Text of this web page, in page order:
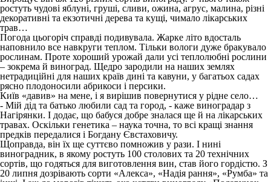
ростуть чудові яблуні, груші, сливи, ожина, агрус, малина, різні
декоративні та екзотичні дерева та кущі, чимало лікарських
трав…
Погода цьогоріч справді подивувала. Жарке літо вдосталь
наповнило все навкруги теплом. Тільки вологи дуже бракувало
рослинам. Проте хороший урожай дали усі теплолюбні рослини
– зокрема й виноград. Щедро зародили на наших землях
нетрадиційні для наших країв дині та кавуни, у багатьох садах
рясно плодоносили абрикоси і персики.
Київ «давив» на мене, і я вирішив повернутися у рідне село…
- Мій дід та батько любили сад та город, - каже виноградар з
Нагірянки. І додає, що бабуся добре зналася ще й на лікарських
травах. Оскільки генетика – наука точна, то всі кращі знання
предків передалися і Богдану Євстаховичу.
Щоправда, він їх ще суттєво помножив у рази. І нині
виноградник, в якому ростуть 100 столових та 20 технічних
сортів, що годяться для виготовлення вин, став його гордістю. З
20 липня дозрівають сорти «Алекса», «Надія рання», «Румба» та